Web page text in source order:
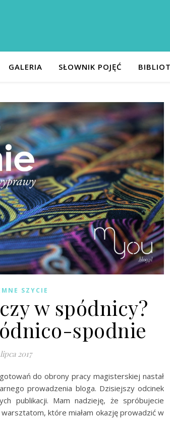
GALERIA SŁOWNIK POJĘĆ
SZYCIE
w spódnicy?
spodnie
2017
do obrony pracy magisterskiej nastał
prowadzenia bloga. Dzisiejszy odcinek
publikacji. Mam nadzieję, że spróbujecie
które miałam okazję prowadzić w